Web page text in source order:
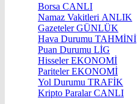
Borsa CANLI
Namaz Vakitleri ANLIK
GazetelerGÜNLÜK
Hava Durumu TAHMİNİ
Puan Durumu LİG
HisselerEKONOMİ
ParitelerEKONOMİ
Yol Durumu TRAFİK
Kripto ParalarCANLI